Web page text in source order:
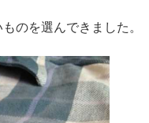
のを選んできました。